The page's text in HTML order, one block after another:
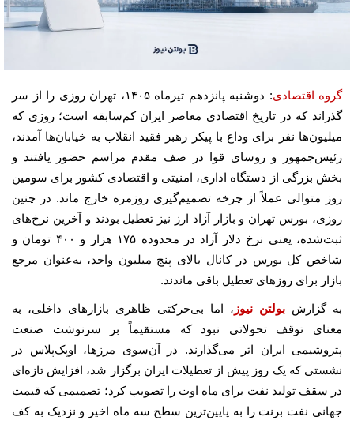
گروه اقتصادی
: دوشنبه پانزدهم تیرماه ۱۴۰۵، تهران روزی را از سر
گذراند که در تاریخ اقتصادی معاصر ایران کم‌سابقه است؛ روزی که
میلیون‌ها نفر برای وداع با پیکر رهبر فقید انقلاب به خیابان‌ها آمدند،
رئیس‌جمهور و روسای قوا در صف مقدم مراسم حضور یافتند و
بخش بزرگی از دستگاه اداری، امنیتی و اقتصادی کشور برای سومین
روز متوالی عملاً از چرخه تصمیم‌گیری روزمره خارج ماند. در چنین
روزی، بورس تهران و بازار آزاد ارز نیز تعطیل بودند و آخرین نرخ‌های
ثبت‌شده، یعنی نرخ دلار آزاد در محدوده ۱۷۵ هزار و ۴۰۰ تومان و
شاخص کل بورس در کانال بالای پنج میلیون واحد، به‌عنوان مرجع
بازار برای روزهای تعطیل باقی ماندند.
به گزارش بولتن نیوز ، اما بی‌حرکتی ظاهری بازارهای داخلی، به
معنای توقف تحولاتی نبود که مستقیماً بر سرنوشت صنعت
پتروشیمی ایران اثر می‌گذارند. در آن‌سوی مرزها، اوپک‌پلاس در
نشستی که یک روز پیش از تعطیلات ایران برگزار شد، افزایش تازه‌ای
در سقف تولید نفت برای ماه اوت را تصویب کرد؛ تصمیمی که قیمت
جهانی نفت برنت را به پایین‌ترین سطح سه ماه اخیر و نزدیک به کف